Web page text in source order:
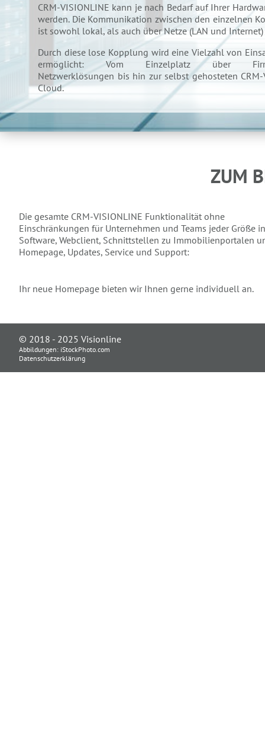
CRM-VISIONLINE kann je nach Bedarf auf Ihrer
werden. Die Kommunikation zwischen den einzelnen
ist sowohl lokal, als auch über Netze (LAN und
Durch diese lose Kopplung wird eine Vielzahl von
ermöglicht: Vom Einzelplatz über
Netzwerklösungen bis hin zur selbst gehosteten CRM-
Cloud.
ZUM
Die gesamte CRM-VISIONLINE Funktionalität ohne
Einschränkungen für Unternehmen und Teams jeder Größe
Software, Webclient, Schnittstellen zu Immobilienportalen
Homepage, Updates, Service und Support:
Ihr neue Homepage bieten wir Ihnen gerne individuell an.
© 2018 - 2025 Visionline
Abbildungen: iStockPhoto.com
Datenschutzerklärung